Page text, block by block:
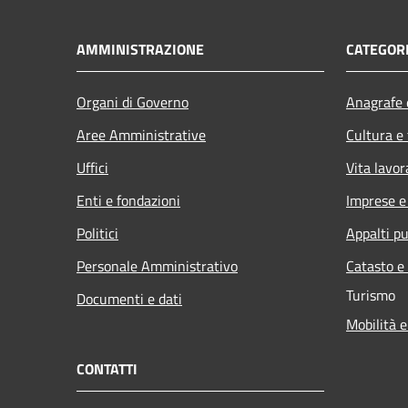
AMMINISTRAZIONE
Organi di Governo
Aree Amministrative
Uffici
Enti e fondazioni
Politici
Personale Amministrativo
Documenti e dati
Cultura
Vita
Imprese
Appalti
Catasto
Turismo
Mobilità
CONTATTI